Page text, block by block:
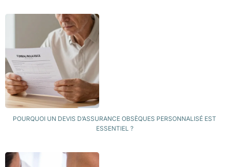
POURQUOI UN DEVIS D’ASSURANCE OBSÈQUES PERSONNALISÉ EST
ESSENTIEL ?